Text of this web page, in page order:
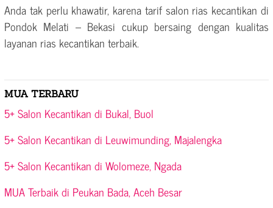
Anda tak perlu khawatir, karena tarif salon rias kecantikan di
Pondok Melati – Bekasi cukup bersaing dengan kualitas
layanan rias kecantikan terbaik.
MUA TERBARU
5+ Salon Kecantikan di Bukal, Buol
5+ Salon Kecantikan di Leuwimunding, Majalengka
5+ Salon Kecantikan di Wolomeze, Ngada
MUA Terbaik di Peukan Bada, Aceh Besar